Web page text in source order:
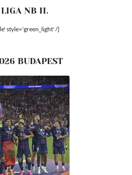
NB II.
style='green_light' /]
BUDAPEST